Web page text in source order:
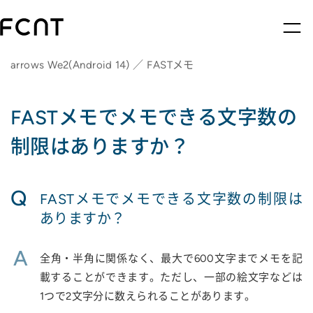
arrows We2(Android 14) ／ FASTメモ
FASTメモでメモできる文字数の
制限はありますか？
Q
FASTメモでメモできる文字数の制限は
ありますか？
A
全角・半角に関係なく、最大で600文字までメモを記
載することができます。ただし、一部の絵文字などは
1つで2文字分に数えられることがあります。